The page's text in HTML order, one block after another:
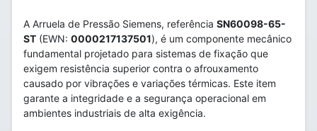
A Arruela de Pressão Siemens, referência SN60098-65-
ST (EWN: 0000217137501), é um componente mecânico
fundamental projetado para sistemas de fixação que
exigem resistência superior contra o afrouxamento
causado por vibrações e variações térmicas. Este item
garante a integridade e a segurança operacional em
ambientes industriais de alta exigência.